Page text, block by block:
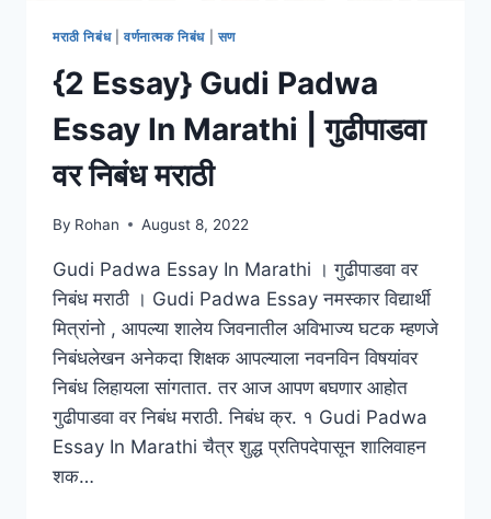
मराठी निबंध| वर्णनात्मक निबंध| सण
{2 Essay} Gudi Padwa
Essay In Marathi | गुढीपाडवा
वर निबंध मराठी
By Rohan August 8, 2022
Gudi Padwa Essay In Marathi । गुढीपाडवा वर
निबंध मराठी । Gudi Padwa Essay नमस्कार विद्यार्थी
मित्रांनो , आपल्या शालेय जिवनातील अविभाज्य घटक म्हणजे
निबंधलेखन अनेकदा शिक्षक आपल्याला नवनविन विषयांवर
निबंध लिहायला सांगतात. तर आज आपण बघणार आहोत
गुढीपाडवा वर निबंध मराठी. निबंध क्र. १ Gudi Padwa
Essay In Marathi चैत्र शुद्ध प्रतिपदेपासून शालिवाहन
शक…